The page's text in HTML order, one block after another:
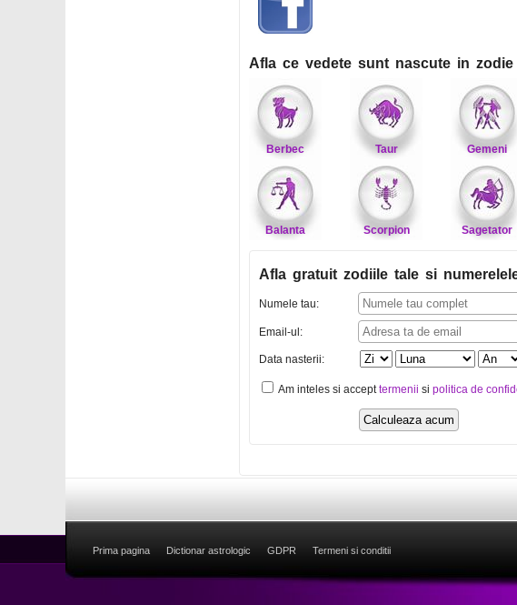
Afla ce vedete sunt nascute in
Berbec Taur Gemeni
Balanta Scorpion Sagetator
Afla gratuit zodiile tale si
Numele tau:
Email-ul:
Data nasterii:
Am inteles si accepttermenii si politica de
Prima pagina Dictionar astrologic GDPR Termeni si conditii